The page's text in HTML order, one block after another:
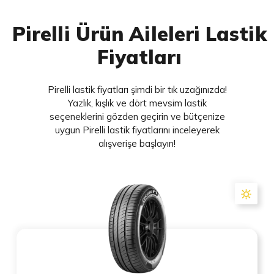
Pirelli Ürün Aileleri Lastik
Fiyatları
Pirelli lastik fiyatları şimdi bir tık uzağınızda!
Yazlık, kışlık ve dört mevsim lastik
seçeneklerini gözden geçirin ve bütçenize
uygun Pirelli lastik fiyatlarını inceleyerek
alışverişe başlayın!